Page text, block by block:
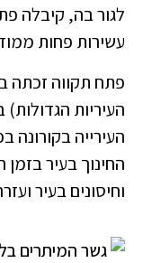
עשירות פחות
פתח תקווה זכתה
העיריות
העירייה
החינוך בעיר
וחיסונים בעיר